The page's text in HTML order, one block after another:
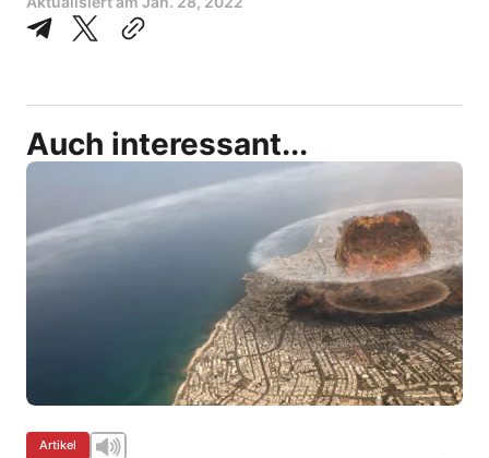
Auch interessant...
Artikel